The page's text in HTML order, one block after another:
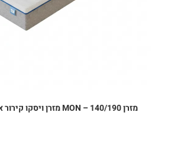
מזרן MON – 140/190 מזרן ויסקו קירור אורתופדי בעובי 25 ס״מ